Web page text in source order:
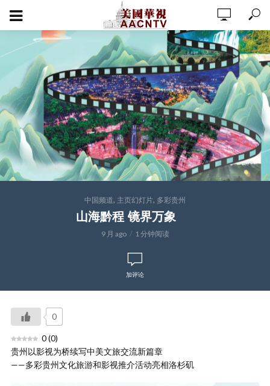
中国频道, 主页幻灯片, 多彩贵州
山海黔程 镜界万象
9 月 ago 1 分钟阅读
加评论
0
0(0)
贵州以影视为桥续写中美文旅交流新篇章
——多彩贵州文化旅游和影视推介活动亮相洛杉矶